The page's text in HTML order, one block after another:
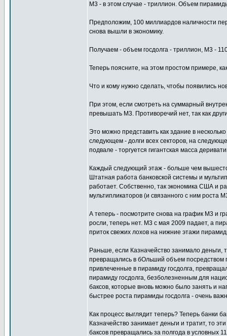
М3 - в этом случае - триллион. Объем
Предположим, 100 миллиардов наличности
снова вышли в экономику.
Получаем - объем госдолга - триллион, М3 -
Теперь поясните, на этом простом примере,
Что и кому нужно сделать, чтобы появились
При этом, если смотреть на суммарный
превышать M3. Противоречий нет, так как
Это можно представить как здание в
следующем - долги всех секторов, на
подвале - торгуется гигантская масса
Каждый следующий этаж - больше чем
Штатная работа банковской системы и
работает. Собственно, так экономика США и
мультипликаторов (и связанного с ним роста
А теперь - посмотрите снова на график M3 и
росли, теперь нет. М3 с мая 2009 падает, а
приток свежих лохов на нижние этажи
Раньше, если Казначейство занимало деньги,
превращались в бОльший объем посредством
привлеченные в пирамиду госдолга,
пирамиду госдолга, безболезненным для
баксов, которые вновь можно было занять и
быстрее роста пирамиды госдолга - очень
Как процесс выглядит теперь? Теперь банки
Казначейство занимает деньги и тратит, то
баксов превращались за полгода в условных